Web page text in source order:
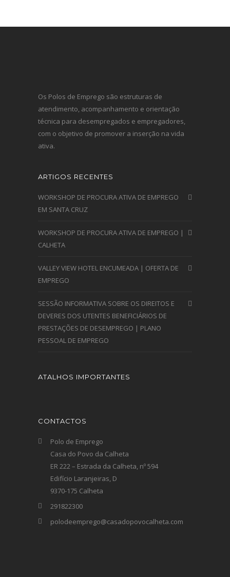
Os Polos de Emprego são estruturas de
atendimento, acompanhamento e orientação
técnica para desempregados e empregadores,
com o objetivo de promover a inserção na vida
ativa.
ARTIGOS RECENTES
WORKSHOP DE PROCURA ATIVA DE EMPREGO
EM SANTA CRUZ
WORKSHOP DE PROCURA ATIVA DE EMPREGO |
CALHETA
VALLEY VIEW HOTEL ENCUMEADA | OFERTA DE
EMPREGO
SESSÃO INFORMATIVA SOBRE OS DIREITOS E
DEVERES DOS UTENTES BENEFICIÁRIOS DE
PRESTAÇÕES DE DESEMPREGO | PLANO
PESSOAL DE EMPREGO
ATALHOS IMPORTANTES
CONTACTOS
Polo de Emprego
Casa do Povo da Calheta
ER 222 – Estrada da Calheta, nº 594
Edifício Laranjeiras, D
9370-175 Calheta
291822300
polodeemprego@casadopovocalheta.com